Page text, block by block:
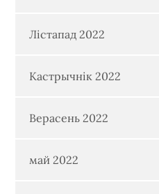
Лістапад 2022
Кастрычнік 2022
Верасень 2022
май 2022